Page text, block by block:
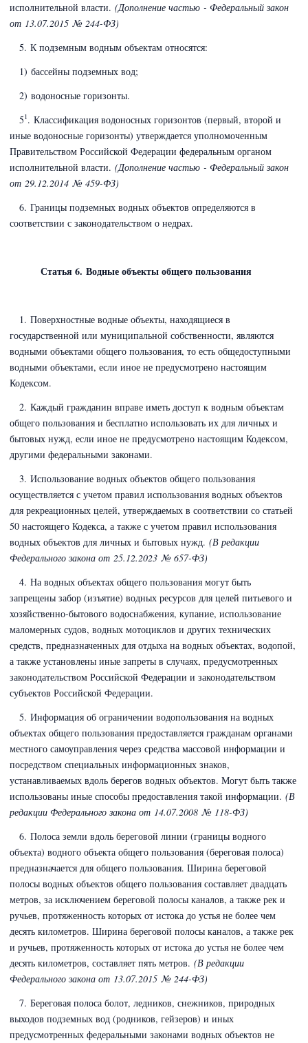
исполнительной власти. (Дополнение частью - Федеральный закон
от 13.07.2015 № 244-ФЗ)
5. К подземным водным объектам относятся:
1) бассейны подземных вод;
2) водоносные горизонты.
51. Классификация водоносных горизонтов (первый, второй и
иные водоносные горизонты) утверждается уполномоченным
Правительством Российской Федерации федеральным органом
исполнительной власти. (Дополнение частью - Федеральный закон
от 29.12.2014 № 459-ФЗ)
6. Границы подземных водных объектов определяются в
соответствии с законодательством о недрах.
Статья 6. Водные объекты общего пользования
1. Поверхностные водные объекты, находящиеся в
государственной или муниципальной собственности, являются
водными объектами общего пользования, то есть общедоступными
водными объектами, если иное не предусмотрено настоящим
Кодексом.
2. Каждый гражданин вправе иметь доступ к водным объектам
общего пользования и бесплатно использовать их для личных и
бытовых нужд, если иное не предусмотрено настоящим Кодексом,
другими федеральными законами.
3. Использование водных объектов общего пользования
осуществляется с учетом правил использования водных объектов
для рекреационных целей, утверждаемых в соответствии со статьей
50 настоящего Кодекса, а также с учетом правил использования
водных объектов для личных и бытовых нужд. (В редакции
Федерального закона от 25.12.2023 № 657-ФЗ)
4. На водных объектах общего пользования могут быть
запрещены забор (изъятие) водных ресурсов для целей питьевого и
хозяйственно-бытового водоснабжения, купание, использование
маломерных судов, водных мотоциклов и других технических
средств, предназначенных для отдыха на водных объектах, водопой,
а также установлены иные запреты в случаях, предусмотренных
законодательством Российской Федерации и законодательством
субъектов Российской Федерации.
5. Информация об ограничении водопользования на водных
объектах общего пользования предоставляется гражданам органами
местного самоуправления через средства массовой информации и
посредством специальных информационных знаков,
устанавливаемых вдоль берегов водных объектов. Могут быть также
использованы иные способы предоставления такой информации. (В
редакции Федерального закона от 14.07.2008 № 118-ФЗ)
6. Полоса земли вдоль береговой линии (границы водного
объекта) водного объекта общего пользования (береговая полоса)
предназначается для общего пользования. Ширина береговой
полосы водных объектов общего пользования составляет двадцать
метров, за исключением береговой полосы каналов, а также рек и
ручьев, протяженность которых от истока до устья не более чем
десять километров. Ширина береговой полосы каналов, а также рек
и ручьев, протяженность которых от истока до устья не более чем
десять километров, составляет пять метров. (В редакции
Федерального закона от 13.07.2015 № 244-ФЗ)
7. Береговая полоса болот, ледников, снежников, природных
выходов подземных вод (родников, гейзеров) и иных
предусмотренных федеральными законами водных объектов не